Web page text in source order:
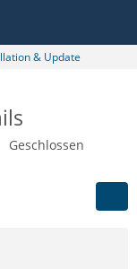
& Update
Geschlossen